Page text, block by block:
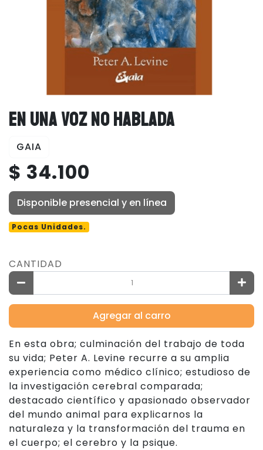
EN UNA VOZ NO HABLADA
GAIA
$ 34.100
Disponible presencial y en línea
Pocas Unidades.
CANTIDAD
Agregar al carro
En esta obra; culminación del trabajo de toda
su vida; Peter A. Levine recurre a su amplia
experiencia como médico clínico; estudioso de
la investigación cerebral comparada;
destacado científico y apasionado observador
del mundo animal para explicarnos la
naturaleza y la transformación del trauma en
el cuerpo; el cerebro y la psique.